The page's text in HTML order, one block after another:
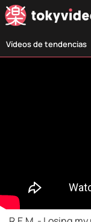
Vídeos de tendencias